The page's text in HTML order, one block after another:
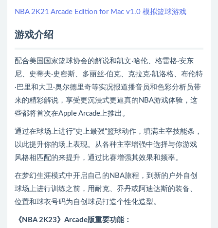
NBA 2K21 Arcade Edition for Mac v1.0 模拟篮球游戏
游戏介绍
配合美国国家篮球协会的解说和凯文·哈伦、格雷格·安东
尼、史蒂夫·史密斯、多丽丝·伯克、克拉克·凯洛格、布伦特
·巴里和大卫·奥尔德里奇等实况报道播音员和色彩分析员带
来的精彩解说，享受更沉浸式更逼真的NBA游戏体验，这
些都将首次在Apple Arcade上推出。
通过在球场上进行”史上最强“篮球动作，填满主宰技能条，
以此提升你的场上表现。从各种主宰增强中选择与你游戏
风格相匹配的来提升，通过比赛增强其效果和频率。
在梦幻生涯模式中开启自己的NBA旅程，到新的户外自创
球场上进行训练之前，用耐克、乔丹或阿迪达斯的装备、
位置和球衣号码为自创球员打造个性化造型。
《NBA 2K23》Arcade版重要功能：